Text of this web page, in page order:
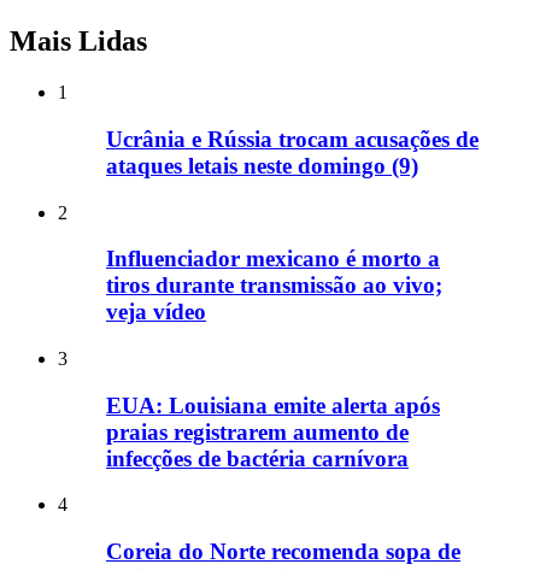
Mais Lidas
1
Ucrânia e Rússia trocam acusações de
ataques letais neste domingo (9)
2
Influenciador mexicano é morto a
tiros durante transmissão ao vivo;
veja vídeo
3
EUA: Louisiana emite alerta após
praias registrarem aumento de
infecções de bactéria carnívora
4
Coreia do Norte recomenda sopa de